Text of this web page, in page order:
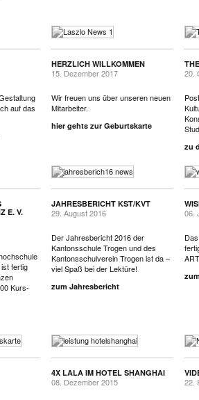
auf das
HERZLICH WILLKOMMEN
15. Dezember 2017
Wir freuen uns über unseren neuen
Mitarbeiter.
hier gehts zur Geburtskarte
20.
zu
E. V.
fertig
Kurs-
JAHRESBERICHT KST/KVT
29. August 2016
Der Jahresbericht 2016 der
Kantonsschule Trogen und des
Kantonsschulverein Trogen ist da –
viel Spaß bei der Lektüre!
zum Jahresbericht
06.
4X LALA IM HOTEL SHANGHAI
08. Dezember 2015 22.